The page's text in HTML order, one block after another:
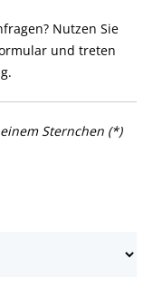
Nutzen Sie
und treten
Sternchen (*)